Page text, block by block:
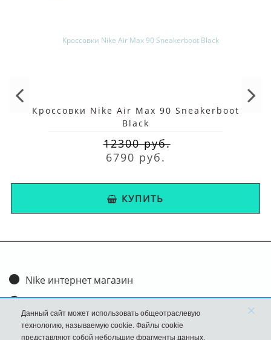
Кроссовки Nike Air Max 90 Sneakerboot
Black
12300 руб.
6790 руб.
КУПИТЬ
Nike интернет магазин
Доставка и оплата
Обмен и возврат
Данный сайт может использовать общеотраслевую
технологию, называемую cookie. Файлы cookie
представляют собой небольшие фрагменты данных,
×